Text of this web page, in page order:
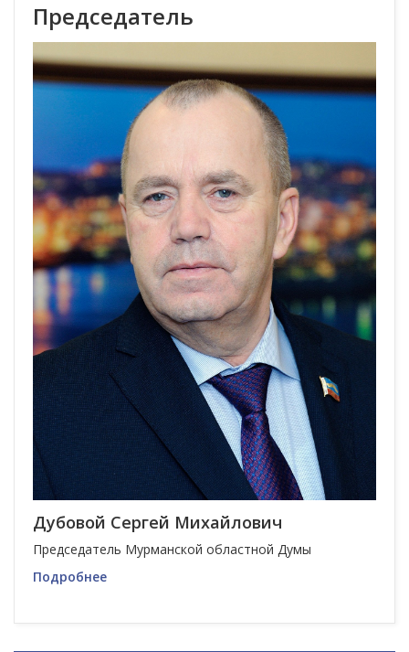
Председатель
Дубовой Сергей Михайлович
Председатель Мурманской областной Думы
Подробнее